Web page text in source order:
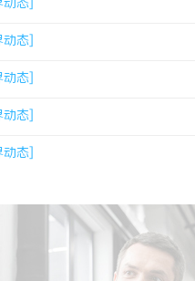
动态]
动态]
动态]
动态]
动态]